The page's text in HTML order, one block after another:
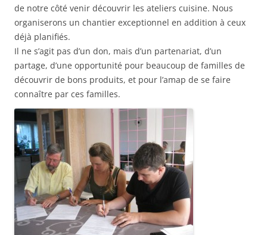
de notre côté venir découvrir les ateliers cuisine. Nous
organiserons un chantier exceptionnel en addition à ceux
déjà planifiés.
Il ne s’agit pas d’un don, mais d’un partenariat, d’un
partage, d’une opportunité pour beaucoup de familles de
découvrir de bons produits, et pour l’amap de se faire
connaître par ces familles.